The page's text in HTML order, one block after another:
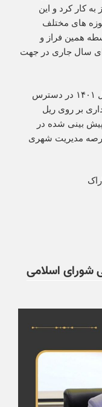
کار کرد و این
های مختلف
همین فراز و‌
سال جاری در جهت
ایشان گفت؛ اولین بودجه تدوین شده سال ۱۴۰۱ در دسترس
بر روی ریل
بینی شده در
مدیریت شهری
اسلامی